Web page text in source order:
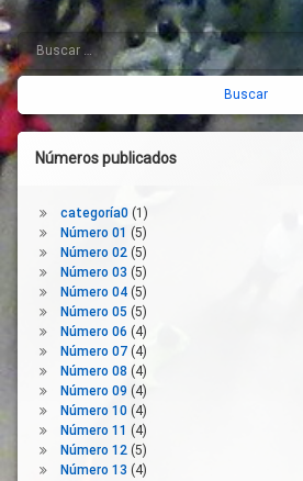
España
Estructura
Productiva
Eurofound
Europa
Funcionarios
Gestión
Laboral
Movilidad
Normativa
Presencialidad
Prevención
Renta
Seguridad
En El
Trabajo
Barra
lateral
derecha
Buscar:
Números publicados
categoría0(1)
Número 01 (5)
Número 02(5)
Número 03 (5)
Número 04(5)
Número 05 (5)
Número 06 (4)
Número 07(4)
Número 08 (4)
Número 09 (4)
Número 10(4)
Número 11 (4)
Número 12(5)
Número 13 (4)